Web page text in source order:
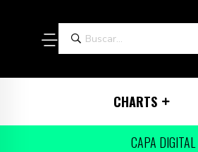
CHARTS
CAPA DIGITAL